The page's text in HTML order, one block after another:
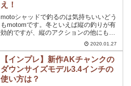
え！
motoシャッドで釣るのは気持ちいいどう
もmotomです。冬といえば縦の釣りが有
効的ですが、縦のアクションの他にも有
効な釣りがあります。それは、ストップ
&ゴー。【止めて誘う】この釣りも冬の
釣りには有効ですよね。今回は、【止め
て誘う】に合わせ...
2020.01.27
【インプレ】新作AKチャンクの
ダウンサイズモデル3.4インチの
使い方は？